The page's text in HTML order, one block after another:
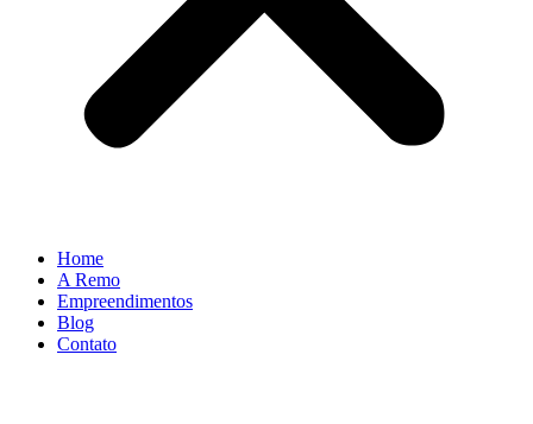
Home
A Remo
Empreendimentos
Blog
Contato